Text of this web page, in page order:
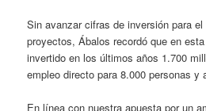
Sin avanzar cifras de inversión para
proyectos, Ábalos recordó que en
invertido en los últimos años 1.700
empleo directo para 8.000 personas y
En línea con nuestra apuesta por un